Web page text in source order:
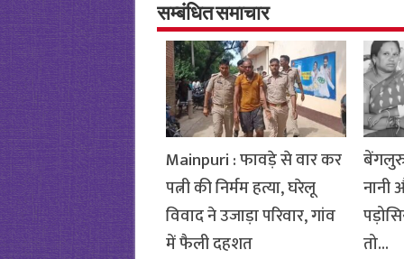
o
k
p
p
सम्बंधित समाचार
Mainpuri : फावड़े से वार कर
पत्नी की निर्मम हत्या, घरेलू
विवाद ने उजाड़ा परिवार, गांव
में फैली दहशत
नानी
तो…